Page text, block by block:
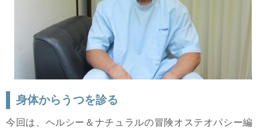
身体からうつを診る
今回は、ヘルシー＆ナチュラルの冒険オステオパシー編